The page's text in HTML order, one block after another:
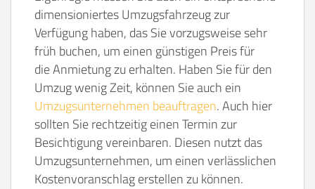
dimensioniertes Umzugsfahrzeug zur
Verfügung haben, das Sie vorzugsweise sehr
früh buchen, um einen günstigen Preis für
die Anmietung zu erhalten. Haben Sie für den
Umzug wenig Zeit, können Sie auch ein
Umzugsunternehmen beauftragen. Auch hier
sollten Sie rechtzeitig einen Termin zur
Besichtigung vereinbaren. Diesen nutzt das
Umzugsunternehmen, um einen verlässlichen
Kostenvoranschlag erstellen zu können.